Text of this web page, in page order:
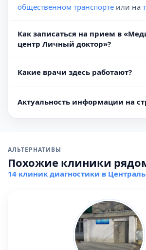
общественном транспорте или на
Как записаться на прием в
центр Личный доктор»?
Какие врачи здесь работают?
Актуальность информации на
АЛЬТЕРНАТИВЫ
Похожие клиники
14 клиник диагностики в